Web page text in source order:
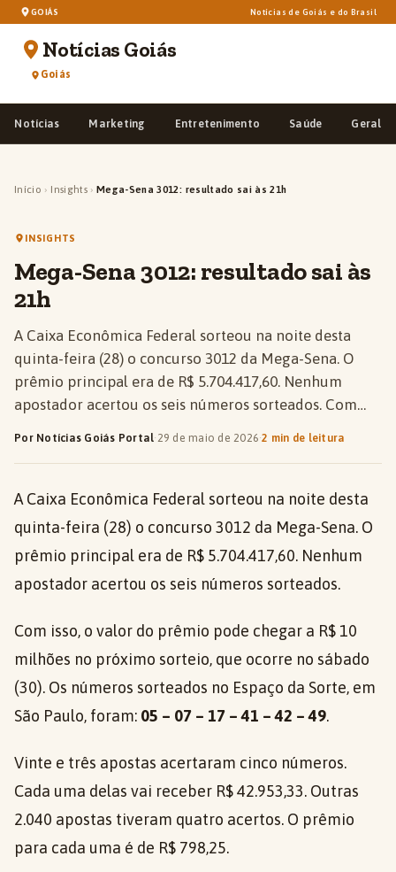
GOIÁS Notícias de Goiás e do Brasil
Notícias Goiás
Goiás
Notícias Marketing Entretenimento Saúde Geral
Início › Insights › Mega-Sena 3012: resultado sai às 21h
INSIGHTS
Mega-Sena 3012: resultado sai às
21h
A Caixa Econômica Federal sorteou na noite desta
quinta-feira (28) o concurso 3012 da Mega-Sena. O
prêmio principal era de R$ 5.704.417,60. Nenhum
apostador acertou os seis números sorteados. Com…
Por Notícias Goiás Portal·29 de maio de 2026·2 min de leitura
A Caixa Econômica Federal sorteou na noite desta
quinta-feira (28) o concurso 3012 da Mega-Sena. O
prêmio principal era de R$ 5.704.417,60. Nenhum
apostador acertou os seis números sorteados.
Com isso, o valor do prêmio pode chegar a R$ 10
milhões no próximo sorteio, que ocorre no sábado
(30). Os números sorteados no Espaço da Sorte, em
São Paulo, foram: 05 – 07 – 17 – 41 – 42 – 49.
Vinte e três apostas acertaram cinco números.
Cada uma delas vai receber R$ 42.953,33. Outras
2.040 apostas tiveram quatro acertos. O prêmio
para cada uma é de R$ 798,25.